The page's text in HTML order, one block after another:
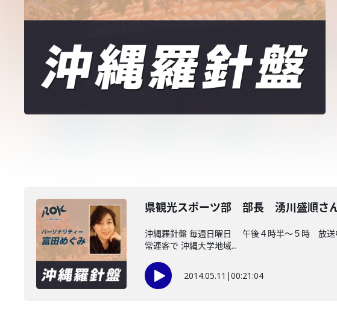
県観光スポーツ部 部長 湧川盛順さ
沖縄羅針盤 毎週日曜日 午後４時半～５時 放
常連客で 沖縄大学地域...
2014.05.11 |00:21:04